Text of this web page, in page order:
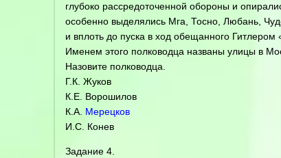
глубоко рассредоточенной обороны и
особенно выделялись Мга, Тосно, Любань,
и вплоть до пуска в ход обещанного
Именем этого полководца названы улицы в
Назовите полководца.
Г.К. Жуков
К.Е. Ворошилов
К.А. Мерецков
И.С. Конев
Задание 4.